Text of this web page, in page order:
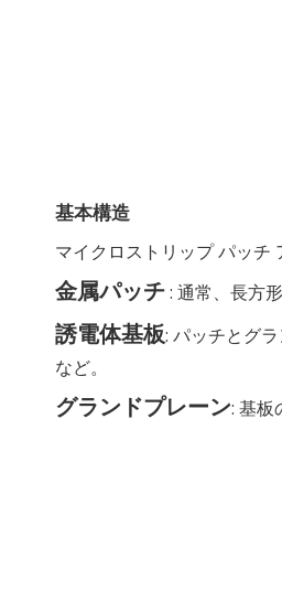
基本構造
マイクロストリップ パッチ
金属パッチ: 通常、長方
誘電体基板: パッチとグ
など。
グランドプレーン: 基板